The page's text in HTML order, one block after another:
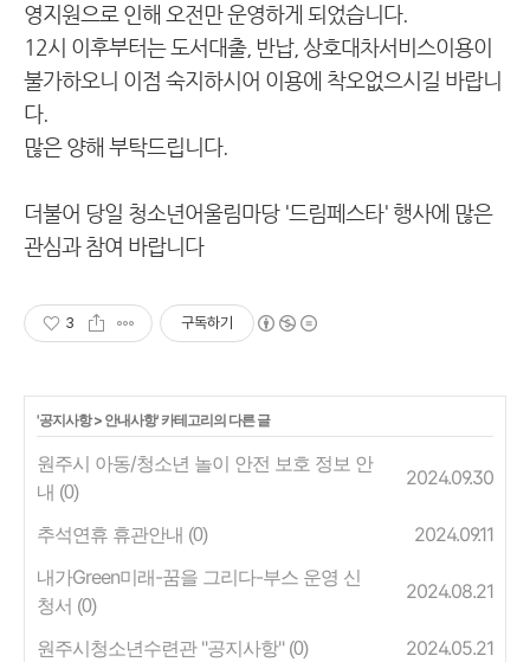
영지원으로 인해 오전만 운영하게 되었습니다.
12시 이후부터는 도서대출, 반납, 상호대차서비스이용이
불가하오니 이점 숙지하시어 이용에 착오없으시길 바랍니
다.
많은 양해 부탁드립니다.
더불어 당일 청소년어울림마당 '드림페스타' 행사에 많은
관심과 참여 바랍니다
3 구독하기
'공지사항> 안내사항' 카테고리의 다른 글
원주시 아동/청소년 놀이 안전 보호 정보 안
내 (0)
2024.09.30
추석연휴 휴관안내 (0)
2024.09.11
내가Green미래-꿈을 그리다-부스 운영 신
청서 (0)
2024.08.21
원주시청소년수련관 "공지사항" (0) 2024.05.21